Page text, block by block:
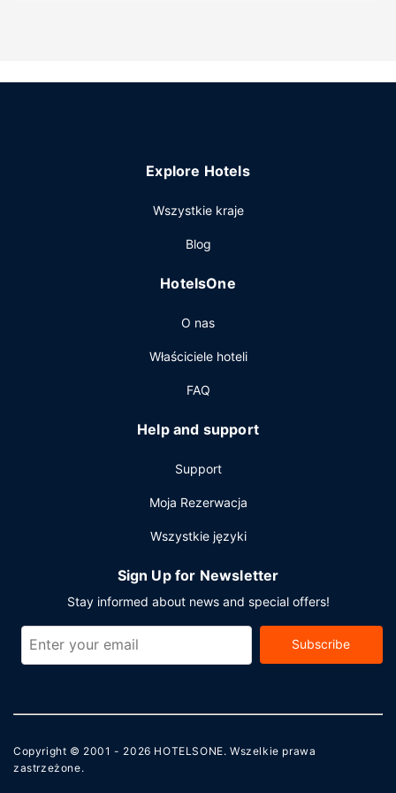
piknikowy i grill.
Explore Hotels
Wszystkie kraje
Blog
HotelsOne
O nas
Właściciele hoteli
FAQ
Help and support
Support
Moja Rezerwacja
Wszystkie języki
Sign Up for Newsletter
Stay informed about news and special offers!
Subscribe
Copyright © 2001 - 2026 HOTELSONE. Wszelkie prawa
zastrzeżone.